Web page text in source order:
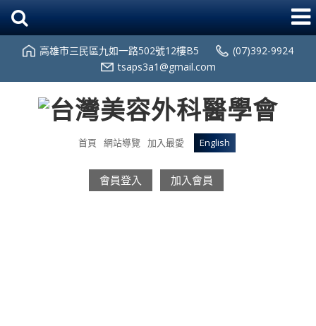
高雄市三民區九如一路502號12樓B5
(07)392-9924
tsaps3a1@gmail.com
首頁 網站導覽 加入最愛 English
會員登入 加入會員